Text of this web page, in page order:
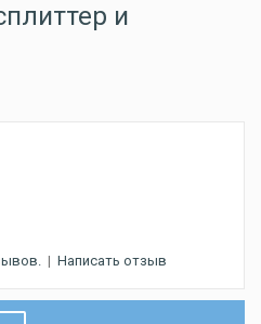
и
| Написать отзыв